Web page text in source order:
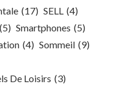
(17) SELL (4)
(5) Smartphones (5)
(4) Sommeil (9)
De Loisirs (3)